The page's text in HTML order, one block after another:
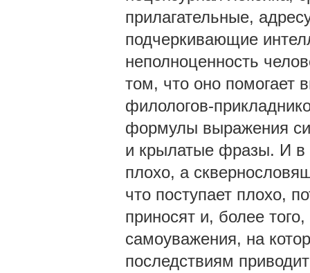
прилагательные,
подчеркивающие
неполноценность
том, что оно помогает
филологов-
формулы выражения
и крылатые фразы. И в
плохо, а
что поступает плохо,
приносят и, более
самоуважения, на
последствиям